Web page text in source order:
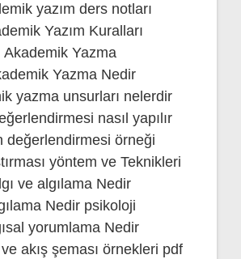
yazım ders notları
Yazım Kuralları
Akademik Yazma
Yazma Nedir
yazma unsurları nelerdir
nasıl yapılır
değerlendirmesi örneği
yöntem ve Teknikleri
ve algılama Nedir
Nedir psikoloji
yorumlama Nedir
akış şeması örnekleri pdf